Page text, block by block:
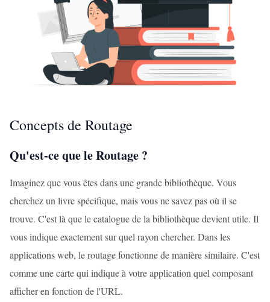
Concepts de Routage
Qu'est-ce que le Routage ?
Imaginez que vous êtes dans une grande bibliothèque. Vous
cherchez un livre spécifique, mais vous ne savez pas où il se
trouve. C'est là que le catalogue de la bibliothèque devient utile. Il
vous indique exactement sur quel rayon chercher. Dans les
applications web, le routage fonctionne de manière similaire. C'est
comme une carte qui indique à votre application quel composant
afficher en fonction de l'URL.